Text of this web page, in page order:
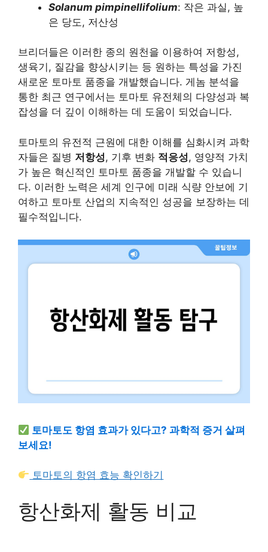
Solanum pimpinellifolium: 작은 과실, 높
은 당도, 저산성
브리더들은 이러한 종의 원천을 이용하여 저항성,
생육기, 질감을 향상시키는 등 원하는 특성을 가진
새로운 토마토 품종을 개발했습니다. 게놈 분석을
통한 최근 연구에서는 토마토 유전체의 다양성과 복
잡성을 더 깊이 이해하는 데 도움이 되었습니다.
토마토의 유전적 근원에 대한 이해를 심화시켜 과학
자들은 질병 저항성, 기후 변화 적응성, 영양적 가치
가 높은 혁신적인 토마토 품종을 개발할 수 있습니
다. 이러한 노력은 세계 인구에 미래 식량 안보에 기
여하고 토마토 산업의 지속적인 성공을 보장하는 데
필수적입니다.
토마토도 항염 효과가 있다고? 과학적 증거 살펴
보세요!
토마토의 항염 효능 확인하기
항산화제 활동 비교